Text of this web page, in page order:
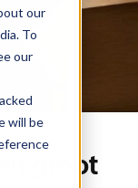
our
To
our
will be
groot